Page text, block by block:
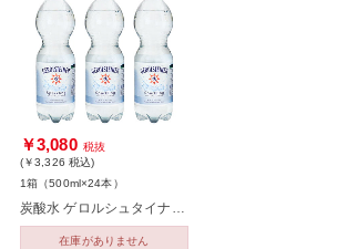
￥3,080 税抜
(￥3,326 税込)
1箱（500ml×24本）
炭酸水 ゲロルシュタイナー スパークリング・ナチュラルミネラルウォーター 500ml 24本
在庫がありません